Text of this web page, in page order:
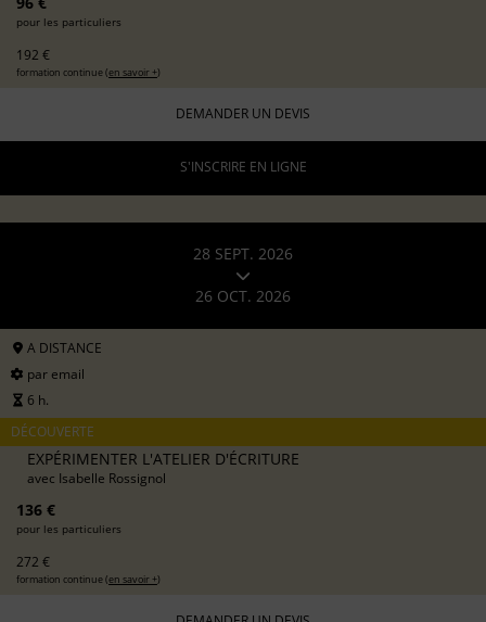
pour les particuliers
192 €
formation continue (en savoir +)
DEMANDER UN DEVIS
S'INSCRIRE EN LIGNE
28 SEPT. 2026
26 OCT. 2026
A DISTANCE
par email
6 h.
DÉCOUVERTE
EXPÉRIMENTER L'ATELIER D'ÉCRITURE
avec Isabelle Rossignol
136 €
pour les particuliers
272 €
formation continue (en savoir +)